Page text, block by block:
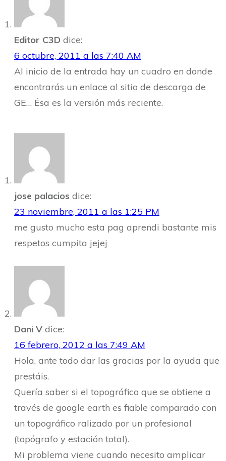
Editor C3D dice:
6 octubre, 2011 a las 7:40 AM
Al inicio de la entrada hay un cuadro en donde
encontrarás un enlace al sitio de descarga de
GE… Ésa es la versión más reciente.
jose palacios dice:
23 noviembre, 2011 a las 1:25 PM
me gusto mucho esta pag aprendi bastante mis
respetos cumpita jejej
Dani V dice:
16 febrero, 2012 a las 7:49 AM
Hola, ante todo dar las gracias por la ayuda que
prestáis.
Quería saber si el topográfico que se obtiene a
través de google earth es fiable comparado con
un topográfico ralizado por un profesional
(topógrafo y estación total).
Mi problema viene cuando necesito amplicar